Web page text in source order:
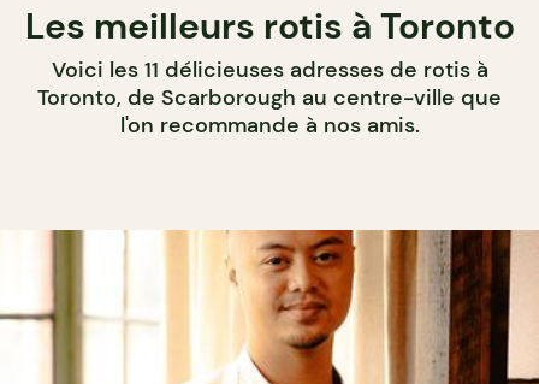
Les meilleurs rotis à Toronto
Voici les 11 délicieuses adresses de rotis à
Toronto, de Scarborough au centre-ville que
l'on recommande à nos amis.